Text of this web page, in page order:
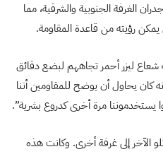
الغرفة الجنوبية والشرقية، مما
رؤيته من قاعدة المقاومة.
شعاع ليزر أحمر تجاههم لبضع دقائق
كان يحاول أن يوضح للمقاومين أننا
يستخدموننا مرة أخرى كدروع بشرية”.
الآخر إلى غرفة أخرى. وكانت هذه